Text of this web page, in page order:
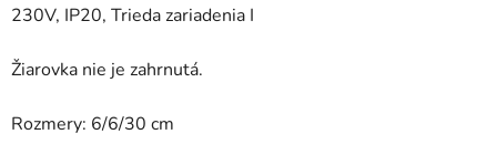
230V, IP20, Trieda zariadenia I
Žiarovka nie je zahrnutá.
Rozmery: 6/6/30 cm